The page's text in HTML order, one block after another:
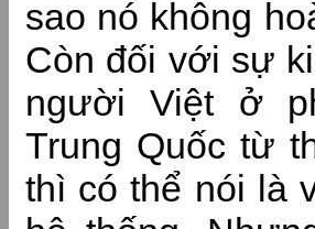
sao nó không
Còn đối với sự
người Việt ở
Trung Quốc từ
thì có thể nói là